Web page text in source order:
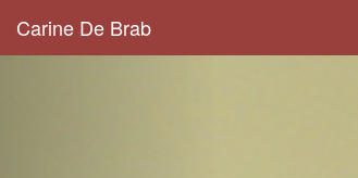
Carine De Brab